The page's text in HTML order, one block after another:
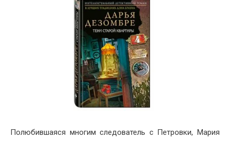
Полюбившаяся многим следователь с Петровки, Мария